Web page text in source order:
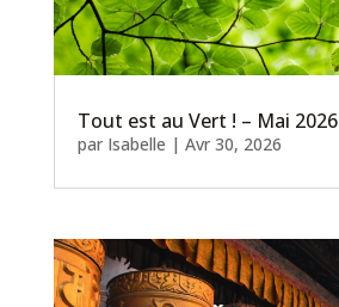
Tout est au Vert ! – Mai 2026
par Isabelle | Avr 30, 2026